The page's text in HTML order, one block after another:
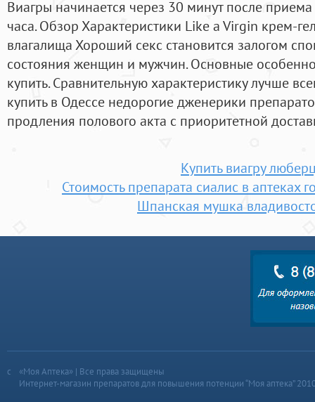
Виагры начинается через 30 минут после
часа. Обзор Характеристики Like a Virgin крем-
влагалища Хороший секс становится залогом
состояния женщин и мужчин. Основные
купить. Сравнительную характеристику лучше
купить в Одессе недорогие дженерики
продления полового акта c приоритетной
Купить виагру
Стоимость препарата сиалис в аптеках
Шпанская мушка
«Моя Аптека» | Все права защищены
Интернет-магазин препаратов для повышения потенции “Моя аптека”